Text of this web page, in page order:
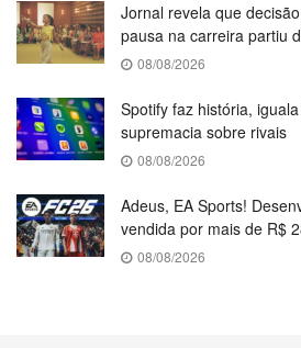
Jornal revela que
pausa na carreira partiu
08/08/2026
Spotify faz história,
supremacia sobre rivais
08/08/2026
Adeus, EA Sports!
vendida por mais de R$
08/08/2026